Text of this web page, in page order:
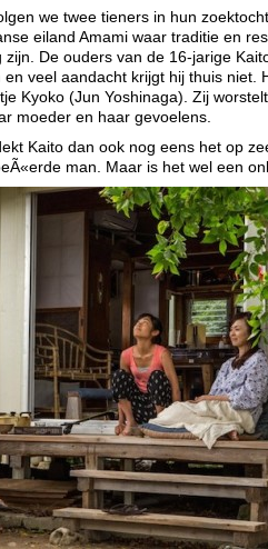
we twee tieners in hun
eiland Amami waar traditie en
De ouders van de 16-jarige
veel aandacht krijgt hij thuis niet.
Kyoko (Jun Yoshinaga). Zij
moeder en haar gevoelens.
Kaito dan ook nog eens het op
man. Maar is het wel een